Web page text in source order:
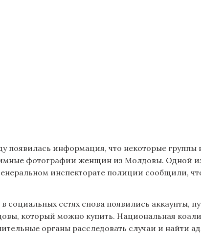
появилась информация, что некоторые группы
фотографии женщин из Молдовы. Одной
инспекторате полиции сообщили,
в социальных сетях снова появились аккаунты,
который можно купить. Национальная
органы расследовать случаи и найти